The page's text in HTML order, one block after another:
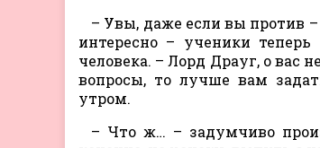
– Увы, даже если вы против
интересно – ученики
человека. – Лорд Драуг, о вас
вопросы, то лучше вам
утром.
– Что ж… – задумчиво